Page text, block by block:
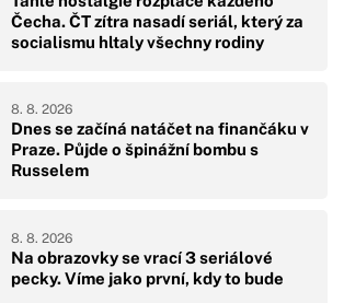
Čecha. ČT zítra nasadí seriál, který za
socialismu hltaly všechny rodiny
Dnes se začíná natáčet na finančáku v
Praze. Půjde o špinážní bombu s
Russelem
8. 8. 2026
Na obrazovky se vrací 3 seriálové
pecky. Víme jako první, kdy to bude
8. 8. 2026